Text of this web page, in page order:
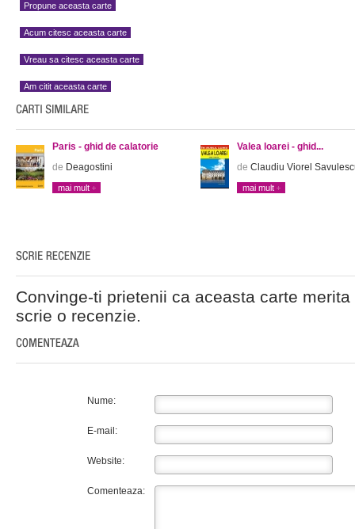
Propune aceasta carte
Acum citesc aceasta carte
Vreau sa citesc aceasta carte
Am citit aceasta carte
Paris - ghid de calatorie
de Deagostini
mai mult
Valea loarei - ghid...
de Claudiu Viorel
mai mult
Convinge-ti prietenii ca aceasta carte
scrie o recenzie.
Nume:
E-mail:
Website:
Comenteaza: